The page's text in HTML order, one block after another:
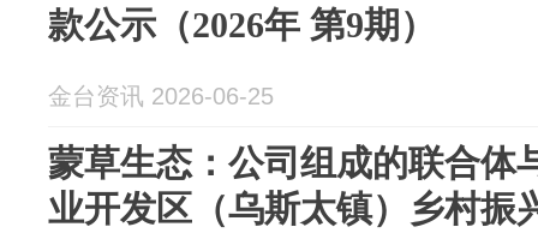
款公示（2026年 第9期）
金台资讯 2026-06-25
蒙草生态：公司组成的联合体
业开发区（乌斯太镇）乡村振